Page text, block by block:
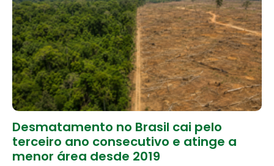
Desmatamento no Brasil cai pelo
terceiro ano consecutivo e atinge a
menor área desde 2019